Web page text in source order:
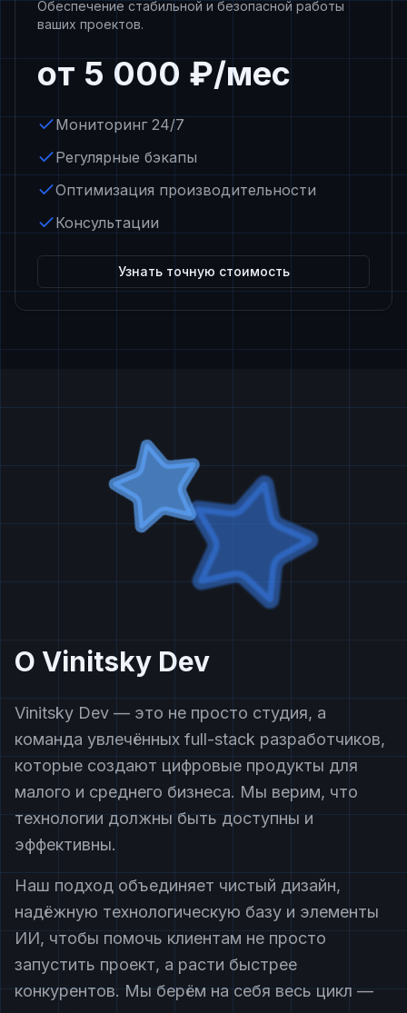
Обеспечение стабильной и безопасной работы
ваших проектов.
от 5 000 ₽/мес
Мониторинг 24/7
Регулярные бэкапы
Оптимизация производительности
Консультации
Узнать точную стоимость
О Vinitsky Dev
Vinitsky Dev — это не просто студия, а
команда увлечённых full-stack разработчиков,
которые создают цифровые продукты для
малого и среднего бизнеса. Мы верим, что
технологии должны быть доступны и
эффективны.
Наш подход объединяет чистый дизайн,
надёжную технологическую базу и элементы
ИИ, чтобы помочь клиентам не просто
запустить проект, а расти быстрее
конкурентов. Мы берём на себя весь цикл —